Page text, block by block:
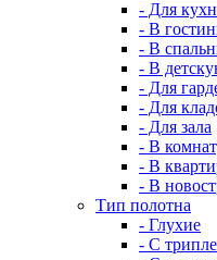
- Для
- В
- В
- В
- Для
- Для
- Для зала
- В
- В
- В
Тип полотна
- Глухие
- С